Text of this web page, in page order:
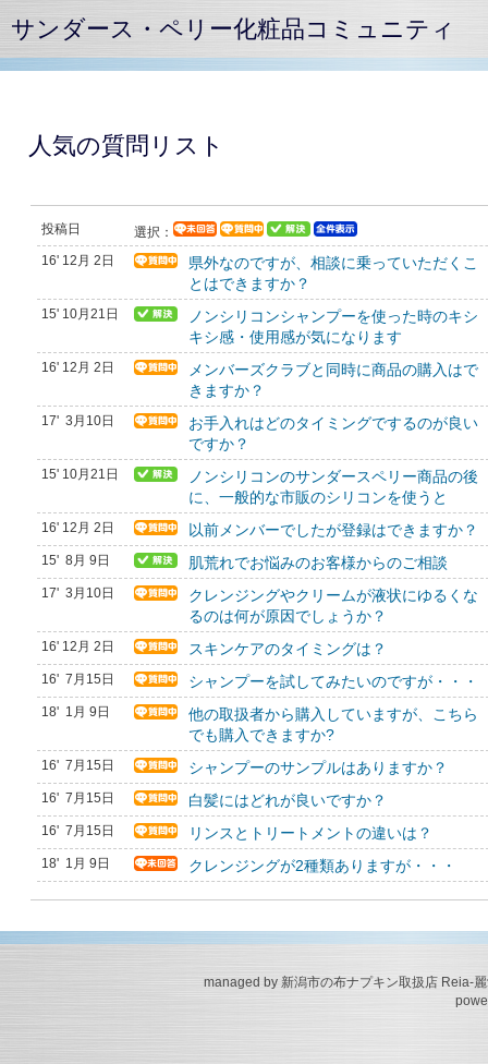
サンダース・ペリー化粧品コミュニティ
人気の質問リスト
投稿日 選択：
16' 12月 2日
県外なのですが、相談に乗っていただくこ
とはできますか？
15' 10月21日
ノンシリコンシャンプーを使った時のキシ
キシ感・使用感が気になります
16' 12月 2日
メンバーズクラブと同時に商品の購入はで
きますか？
17' 3月10日
お手入れはどのタイミングでするのが良い
ですか？
15' 10月21日
ノンシリコンのサンダースペリー商品の後
に、一般的な市販のシリコンを使うと
16' 12月 2日 以前メンバーでしたが登録はできますか？
15' 8月 9日 肌荒れでお悩みのお客様からのご相談
17' 3月10日
クレンジングやクリームが液状にゆるくな
るのは何が原因でしょうか？
16' 12月 2日 スキンケアのタイミングは？
16' 7月15日 シャンプーを試してみたいのですが・・・
18' 1月 9日
他の取扱者から購入していますが、こちら
でも購入できますか?
16' 7月15日 シャンプーのサンプルはありますか？
16' 7月15日 白髪にはどれが良いですか？
16' 7月15日 リンスとトリートメントの違いは？
18' 1月 9日 クレンジングが2種類ありますが・・・
managed by 新潟市の布ナプキン取扱店 Reia-